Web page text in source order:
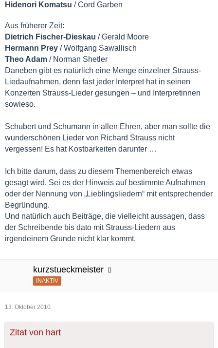
Hidenori Komatsu / Cord Garben
Aus früherer Zeit:
Dietrich Fischer-Dieskau / Gerald Moore
Hermann Prey / Wolfgang Sawallisch
Theo Adam / Norman Shetler
Daneben gibt es natürlich eine Menge einzelner Strauss-
Liedaufnahmen, denn fast jeder Interpret hat in seinen
Konzerten Strauss-Lieder gesungen – und Interpretinnen
sowieso.
Schubert und Schumann in allen Ehren, aber man sollte die
wunderschönen Lieder von Richard Strauss nicht
vergessen! Es hat Kostbarkeiten darunter …
Ich bitte darum, dass zu diesem Themenbereich etwas
gesagt wird. Sei es der Hinweis auf bestimmte Aufnahmen
oder der Nennung von „Lieblingsliedern“ mit entsprechender
Begründung.
Und natürlich auch Beiträge, die vielleicht aussagen, dass
der Schreibende bis dato mit Strauss-Liedern aus
irgendeinem Grunde nicht klar kommt.
kurzstueckmeister
INAKTIV
13. Oktober 2010
Zitat von hart